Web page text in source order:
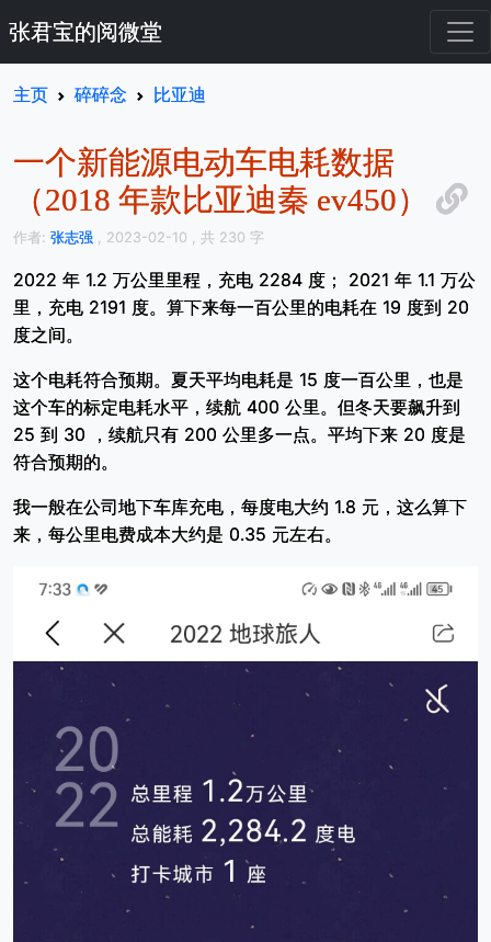
张君宝的阅微堂
主页 碎碎念 比亚迪
一个新能源电动车电耗数据
（2018 年款比亚迪秦 ev450）
作者: 张志强 , 2023-02-10 , 共 230 字
2022 年 1.2 万公里里程，充电 2284 度； 2021 年 1.1 万公
里，充电 2191 度。算下来每一百公里的电耗在 19 度到 20
度之间。
这个电耗符合预期。夏天平均电耗是 15 度一百公里，也是
这个车的标定电耗水平，续航 400 公里。但冬天要飙升到
25 到 30 ，续航只有 200 公里多一点。平均下来 20 度是
符合预期的。
我一般在公司地下车库充电，每度电大约 1.8 元，这么算下
来，每公里电费成本大约是 0.35 元左右。